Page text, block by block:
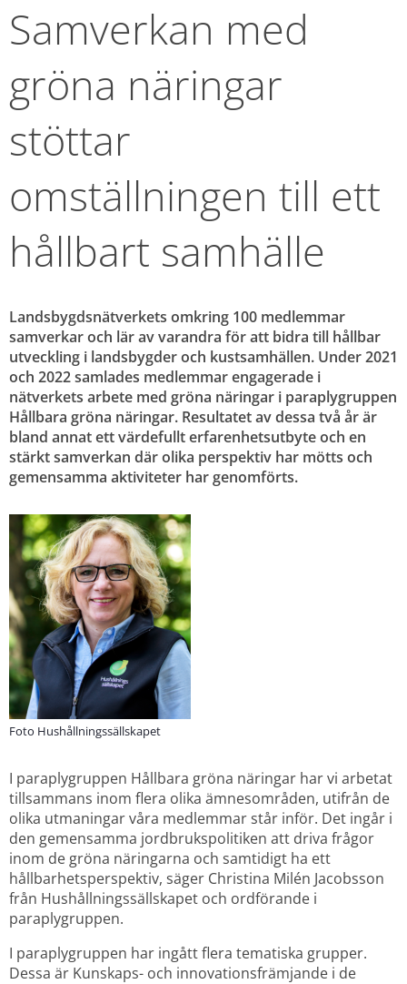
Samverkan med
gröna näringar
stöttar
omställningen till ett
hållbart samhälle
Landsbygdsnätverkets omkring 100 medlemmar
samverkar och lär av varandra för att bidra till hållbar
utveckling i landsbygder och kustsamhällen. Under 2021
och 2022 samlades medlemmar engagerade i
nätverkets arbete med gröna näringar i paraplygruppen
Hållbara gröna näringar. Resultatet av dessa två år är
bland annat ett värdefullt erfarenhetsutbyte och en
stärkt samverkan där olika perspektiv har mötts och
gemensamma aktiviteter har genomförts.
Foto Hushållningssällskapet
I paraplygruppen Hållbara gröna näringar har vi arbetat
tillsammans inom flera olika ämnesområden, utifrån de
olika utmaningar våra medlemmar står inför. Det ingår i
den gemensamma jordbrukspolitiken att driva frågor
inom de gröna näringarna och samtidigt ha ett
hållbarhetsperspektiv, säger Christina Milén Jacobsson
från Hushållningssällskapet och ordförande i
paraplygruppen.
I paraplygruppen har ingått flera tematiska grupper.
Dessa är Kunskaps- och innovationsfrämjande i de